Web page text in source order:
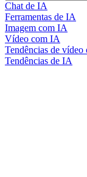
Chat de IA
Ferramentas de IA
Imagem com IA
Vídeo com IA
Tendências de vídeo
Tendências de IA